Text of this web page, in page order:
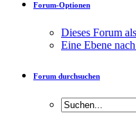
Forum-Optionen
Dieses Forum
Eine Ebene
Forum durchsuchen